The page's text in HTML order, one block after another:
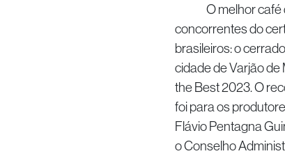
O melhor café do
concorrentes do
brasileiros: o
cidade de Varjão
the Best 2023. O
foi para os
Flávio Pentagna
o Conselho